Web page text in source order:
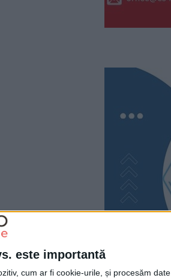
este importantă
cum ar fi cookie-urile, și procesăm date